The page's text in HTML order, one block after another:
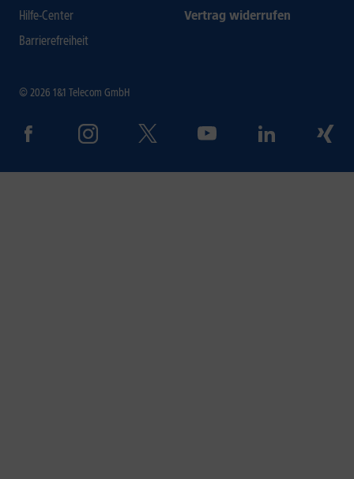
Hilfe-Center
Barrierefreiheit
Vertrag widerrufen
© 2026 1&1 Telecom GmbH